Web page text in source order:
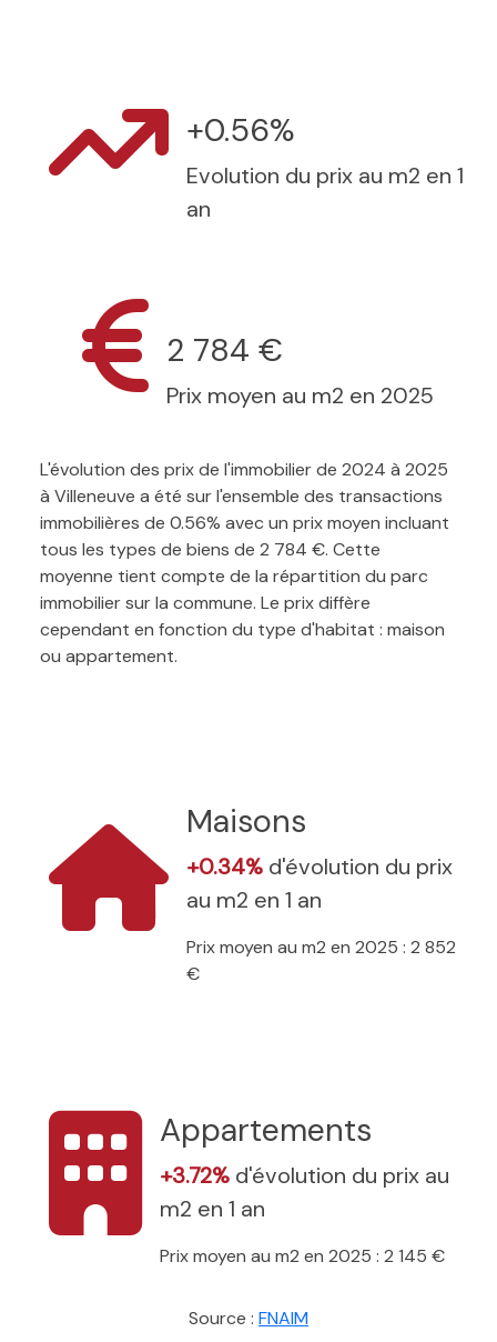
+0.56%
Evolution du prix au m2 en 1
an
2 784 €
Prix moyen au m2 en 2025
L'évolution des prix de l'immobilier de 2024 à 2025
à Villeneuve a été sur l'ensemble des transactions
immobilières de 0.56% avec un prix moyen incluant
tous les types de biens de 2 784 €. Cette
moyenne tient compte de la répartition du parc
immobilier sur la commune. Le prix diffère
cependant en fonction du type d'habitat : maison
ou appartement.
Maisons
+0.34% d'évolution du prix
au m2 en 1 an
Prix moyen au m2 en 2025 : 2 852
€
Appartements
+3.72% d'évolution du prix au
m2 en 1 an
Prix moyen au m2 en 2025 : 2 145 €
Source : FNAIM